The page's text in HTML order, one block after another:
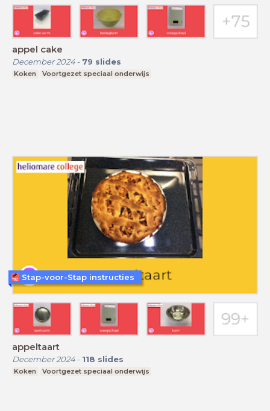
appel cake
December 2024- 79 slides
Koken Voortgezet speciaal onderwijs
appeltaart
December 2024- 118 slides
Koken Voortgezet speciaal onderwijs
Stap-voor-Stap instructies